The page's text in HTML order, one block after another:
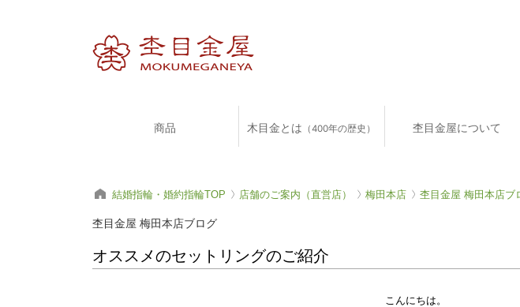
商品 木目金とは （400年の歴史） 杢目金屋について
結婚指輪・婚約指輪TOP 店舗のご案内（直営店） 梅田本店 杢目金屋 梅田本店ブ
杢目金屋 梅田本店ブログ
オススメのセットリングのご紹介
こんにちは。